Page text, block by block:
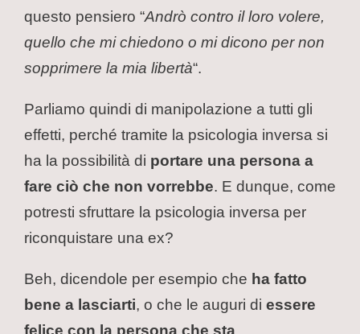
questo pensiero “Andrò contro il loro volere,
quello che mi chiedono o mi dicono per non
sopprimere la mia libertà“.
Parliamo quindi di manipolazione a tutti gli
effetti, perché tramite la psicologia inversa si
ha la possibilità di portare una persona a
fare ciò che non vorrebbe. E dunque, come
potresti sfruttare la psicologia inversa per
riconquistare una ex?
Beh, dicendole per esempio che ha fatto
bene a lasciarti, o che le auguri di essere
felice con la persona che sta